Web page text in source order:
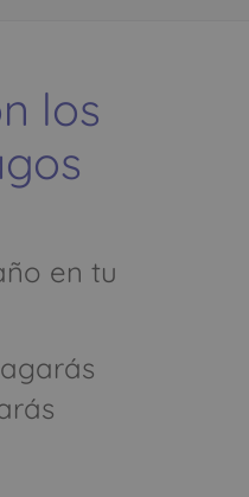
los
en tu